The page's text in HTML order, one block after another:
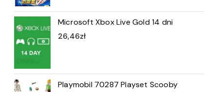
Microsoft Xbox Live Gold 14 dni
26,46zł
Playmobil 70287 Playset Scooby